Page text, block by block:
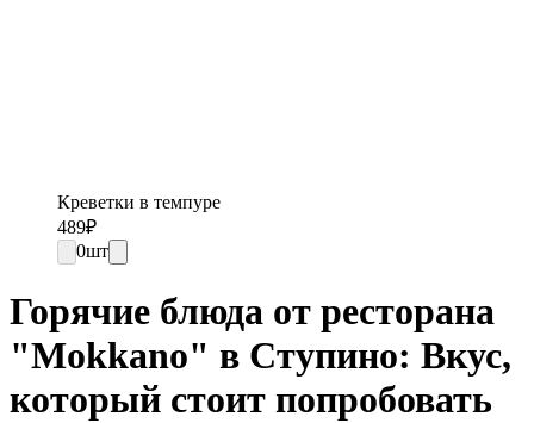
Креветки в темпуре
489₽
0шт
Горячие блюда от ресторана
"Mokkano" в Ступино: Вкус,
который стоит попробовать